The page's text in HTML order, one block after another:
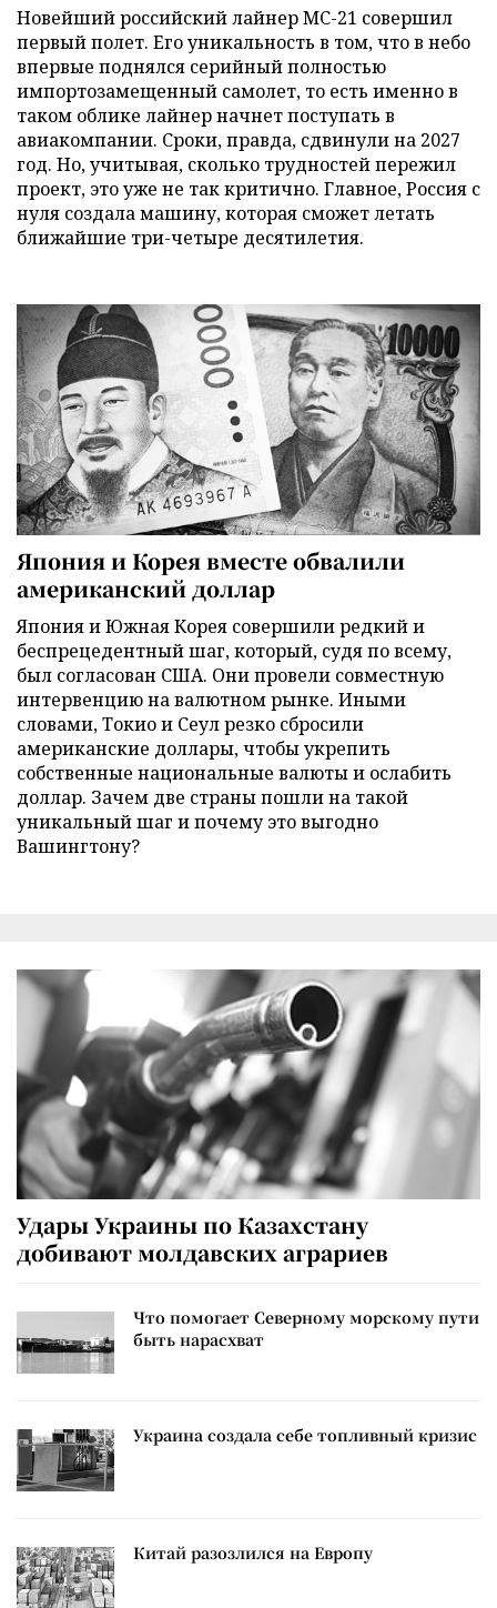
Новейший российский лайнер МС-21 совершил
первый полет. Его уникальность в том, что в небо
впервые поднялся серийный полностью
импортозамещенный самолет, то есть именно в
таком облике лайнер начнет поступать в
авиакомпании. Сроки, правда, сдвинули на 2027
год. Но, учитывая, сколько трудностей пережил
проект, это уже не так критично. Главное, Россия с
нуля создала машину, которая сможет летать
ближайшие три-четыре десятилетия.
Япония и Корея вместе обвалили
американский доллар
Япония и Южная Корея совершили редкий и
беспрецедентный шаг, который, судя по всему,
был согласован США. Они провели совместную
интервенцию на валютном рынке. Иными
словами, Токио и Сеул резко сбросили
американские доллары, чтобы укрепить
собственные национальные валюты и ослабить
доллар. Зачем две страны пошли на такой
уникальный шаг и почему это выгодно
Вашингтону?
Удары Украины по Казахстану
добивают молдавских аграриев
Что помогает Северному морскому пути
быть нарасхват
Украина создала себе топливный кризис
Китай разозлился на Европу